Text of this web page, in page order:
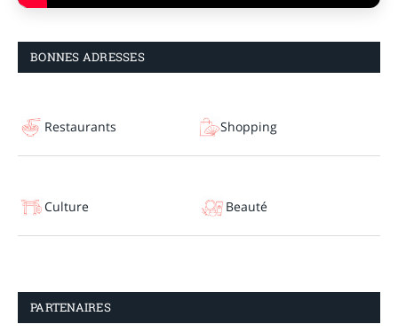
BONNES ADRESSES
Restaurants Shopping
Culture Beauté
PARTENAIRES